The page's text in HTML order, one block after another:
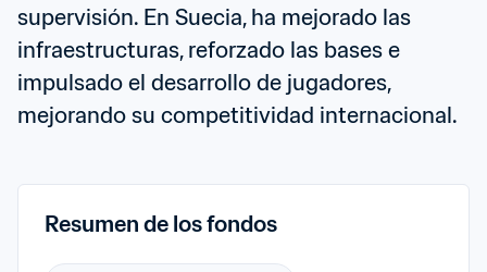
supervisión. En Suecia, ha mejorado las
infraestructuras, reforzado las bases e
impulsado el desarrollo de jugadores,
mejorando su competitividad internacional.
Resumen de los fondos